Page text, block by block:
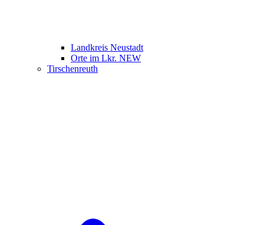
Landkreis Neustadt
Orte im Lkr. NEW
Tirschenreuth